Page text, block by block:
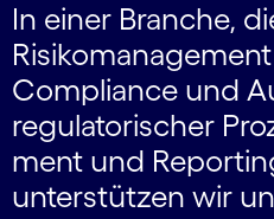
In einer Branche,
Compliance und
regulatorischer
ment und
unterstützen wir